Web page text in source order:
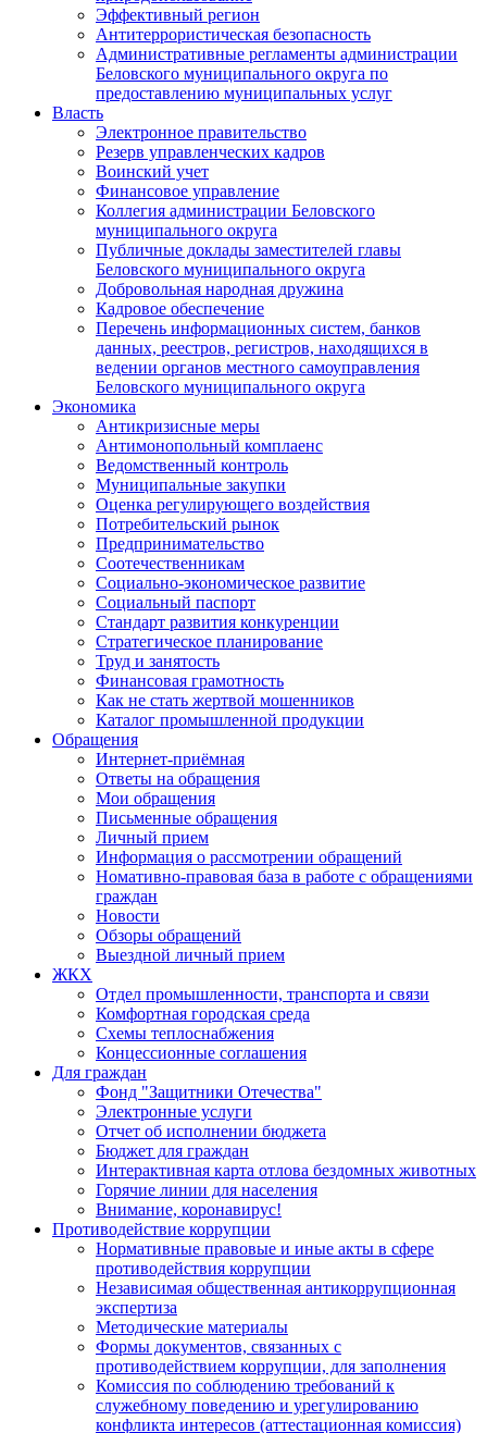
Эффективный регион
Антитеррористическая безопасность
Административные регламенты администрации
Беловского муниципального округа по
предоставлению муниципальных услуг
Власть
Электронное правительство
Резерв управленческих кадров
Воинский учет
Финансовое управление
Коллегия администрации Беловского
муниципального округа
Публичные доклады заместителей главы
Беловского муниципального округа
Добровольная народная дружина
Кадровое обеспечение
Перечень информационных систем, банков
данных, реестров, регистров, находящихся в
ведении органов местного самоуправления
Беловского муниципального округа
Экономика
Антикризисные меры
Антимонопольный комплаенс
Ведомственный контроль
Муниципальные закупки
Оценка регулирующего воздействия
Потребительский рынок
Предпринимательство
Соотечественникам
Социально-экономическое развитие
Социальный паспорт
Стандарт развития конкуренции
Стратегическое планирование
Труд и занятость
Финансовая грамотность
Как не стать жертвой мошенников
Каталог промышленной продукции
Обращения
Интернет-приёмная
Ответы на обращения
Мои обращения
Письменные обращения
Личный прием
Информация о рассмотрении обращений
Номативно-правовая база в работе с обращениями
граждан
Новости
Обзоры обращений
Выездной личный прием
ЖКХ
Отдел промышленности, транспорта и связи
Комфортная городская среда
Схемы теплоснабжения
Концессионные соглашения
Для граждан
Фонд "Защитники Отечества"
Электронные услуги
Отчет об исполнении бюджета
Бюджет для граждан
Интерактивная карта отлова бездомных животных
Горячие линии для населения
Внимание, коронавирус!
Противодействие коррупции
Нормативные правовые и иные акты в сфере
противодействия коррупции
Независимая общественная антикоррупционная
экспертиза
Методические материалы
Формы документов, связанных с
противодействием коррупции, для заполнения
Комиссия по соблюдению требований к
служебному поведению и урегулированию
конфликта интересов (аттестационная комиссия)